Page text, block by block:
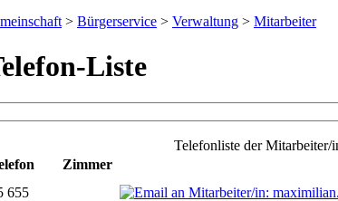
> Bürgerservice > Verwaltung > Mitarbeiter
Liste
Telefonliste der Mitarbeiter/
Zimmer
655